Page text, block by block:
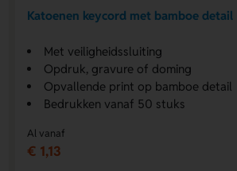
Katoenen keycord met bamboe detail
Met veiligheidssluiting
Opdruk, gravure of doming
Opvallende print op bamboe detail
Bedrukken vanaf 50 stuks
Al vanaf
€ 1,13